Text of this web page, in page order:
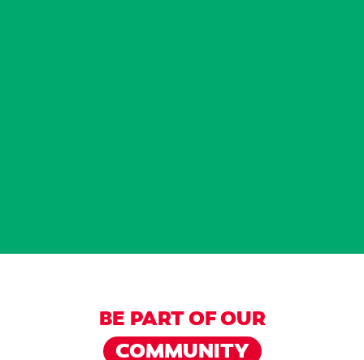
BE PART OF OUR
COMMUNITY